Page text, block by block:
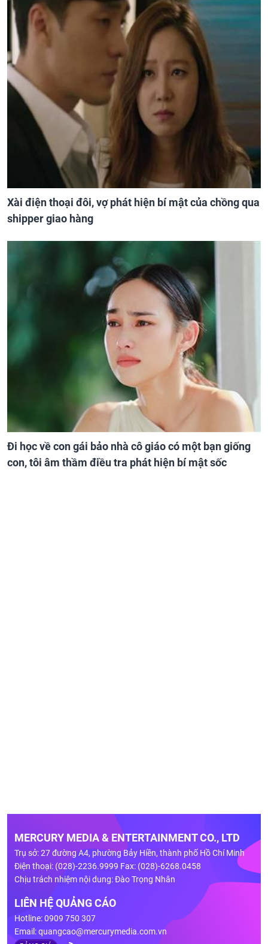
Xài điện thoại đôi, vợ phát hiện bí mật của chồng qua
shipper giao hàng
Đi học về con gái bảo nhà cô giáo có một bạn giống
con, tôi âm thầm điều tra phát hiện bí mật sốc
MERCURY MEDIA & ENTERTAINMENT CO., LTD
Trụ sở: 27 đường A4, phường Bảy Hiền, thành phố Hồ Chí Minh
Điện thoại: (028)-2236.9999 Fax: (028)-6268.0458
Chịu trách nhiệm nội dung: Đào Trọng Nhân
LIÊN HỆ QUẢNG CÁO
Hotline: 0909 750 307
Email:quangcao@mercurymedia.com.vn